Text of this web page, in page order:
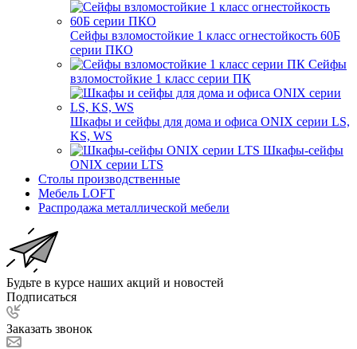
Сейфы взломостойкие 1 класс огнестойкость 60Б
серии ПКО
Сейфы
взломостойкие 1 класс серии ПК
Шкафы и сейфы для дома и офиса ONIX серии LS,
KS, WS
Шкафы-сейфы
ONIX серии LTS
Столы производственные
Мебель LOFT
Распродажа металлической мебели
Будьте в курсе наших акций и новостей
Подписаться
Заказать звонок